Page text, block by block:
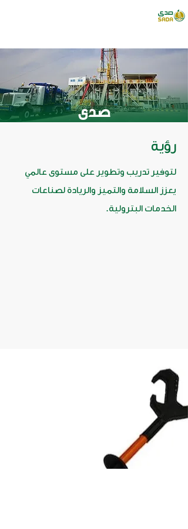
صدى
رؤية
لتوفير تدريب وتطوير على مستوى عالمي
يعزز السلامة والتميز والريادة لصناعات
الخدمات البترولية.